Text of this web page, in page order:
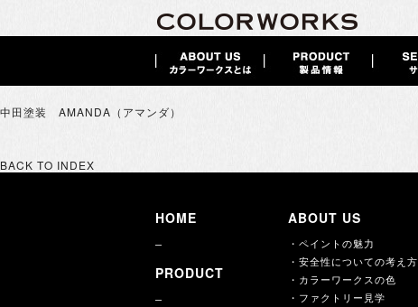
中田塗装 AMANDA（アマンダ）
BACK TO INDEX
HOME
PRODUCT
ABOUT US
・ペイントの魅力
・安全性についての考え方
・カラーワークスの色
・ファクトリー見学